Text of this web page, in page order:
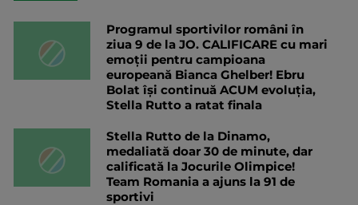
Programul sportivilor români în
ziua 9 de la JO. CALIFICARE cu mari
emoții pentru campioana
europeană Bianca Ghelber! Ebru
Bolat își continuă ACUM evoluția,
Stella Rutto a ratat finala
Stella Rutto de la Dinamo,
medaliată doar 30 de minute, dar
calificată la Jocurile Olimpice!
Team Romania a ajuns la 91 de
sportivi